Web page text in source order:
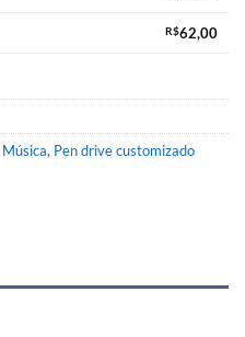
R$62,00
Música, Pen drive customizado